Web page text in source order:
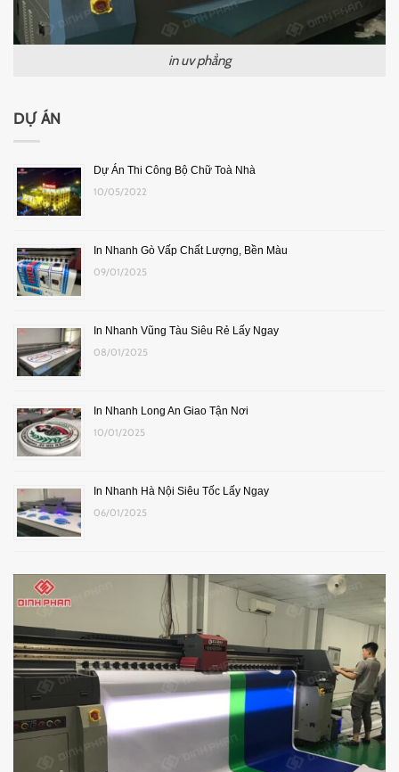
in uv phẳng
DỰ ÁN
Dự Án Thi Công Bộ Chữ Toà Nhà
10/05/2022
In Nhanh Gò Vấp Chất Lượng, Bền Màu
09/01/2025
In Nhanh Vũng Tàu Siêu Rẻ Lấy Ngay
08/01/2025
In Nhanh Long An Giao Tận Nơi
10/01/2025
In Nhanh Hà Nội Siêu Tốc Lấy Ngay
06/01/2025